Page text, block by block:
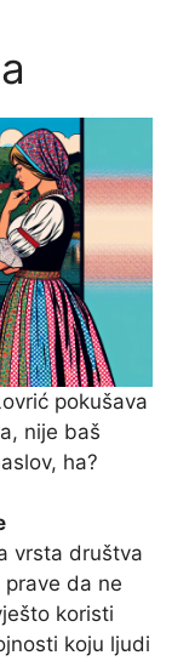
pokušava
nije baš
ha?
vrsta društva
da ne
koristi
koju ljudi